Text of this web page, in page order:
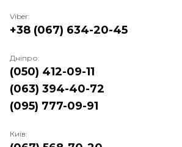
Viber:
+38 (067) 634-20-45
Дніпро:
(050) 412-09-11
(063) 394-40-72
(095) 777-09-91
Київ: